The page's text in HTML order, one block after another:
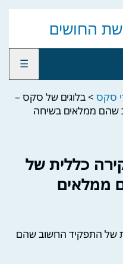
☰
סקס > בלוגים של סקס –
שהם ממלאים בשיחה
כללית של
ממלאים